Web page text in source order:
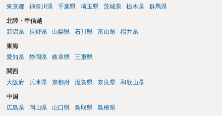
東京都
神奈川県 千葉県 埼玉県 茨城県 栃木県 群馬県
北陸・甲信越
新潟県
長野県 山梨県 石川県 富山県 福井県
東海
愛知県
静岡県 岐阜県 三重県
関西
大阪府
兵庫県 京都府 滋賀県 奈良県 和歌山県
中国
広島県
岡山県 山口県 鳥取県 島根県